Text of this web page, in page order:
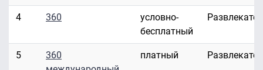
4 360
условно-
бесплатный
5
360
платный